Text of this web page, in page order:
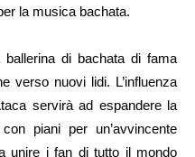
la musica bachata.
di bachata di fama
verso nuovi lidi. L’influenza
servirà ad espandere la
piani per un’avvincente
unire i fan di tutto il mondo